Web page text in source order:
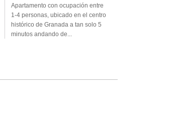
Apartamento con ocupación entre
1-4 personas, ubicado en el centro
histórico de Granada a tan solo 5
minutos andando de...